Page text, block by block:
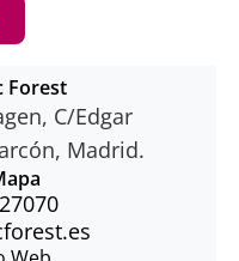
Forest
C/Edgar
Madrid.